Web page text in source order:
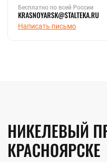
Бесплатно по всей России
KRASNOYARSK@STALTEKA.RU
Написать письмо
НИКЕЛЕВЫЙ
КРАСНОЯРСКЕ